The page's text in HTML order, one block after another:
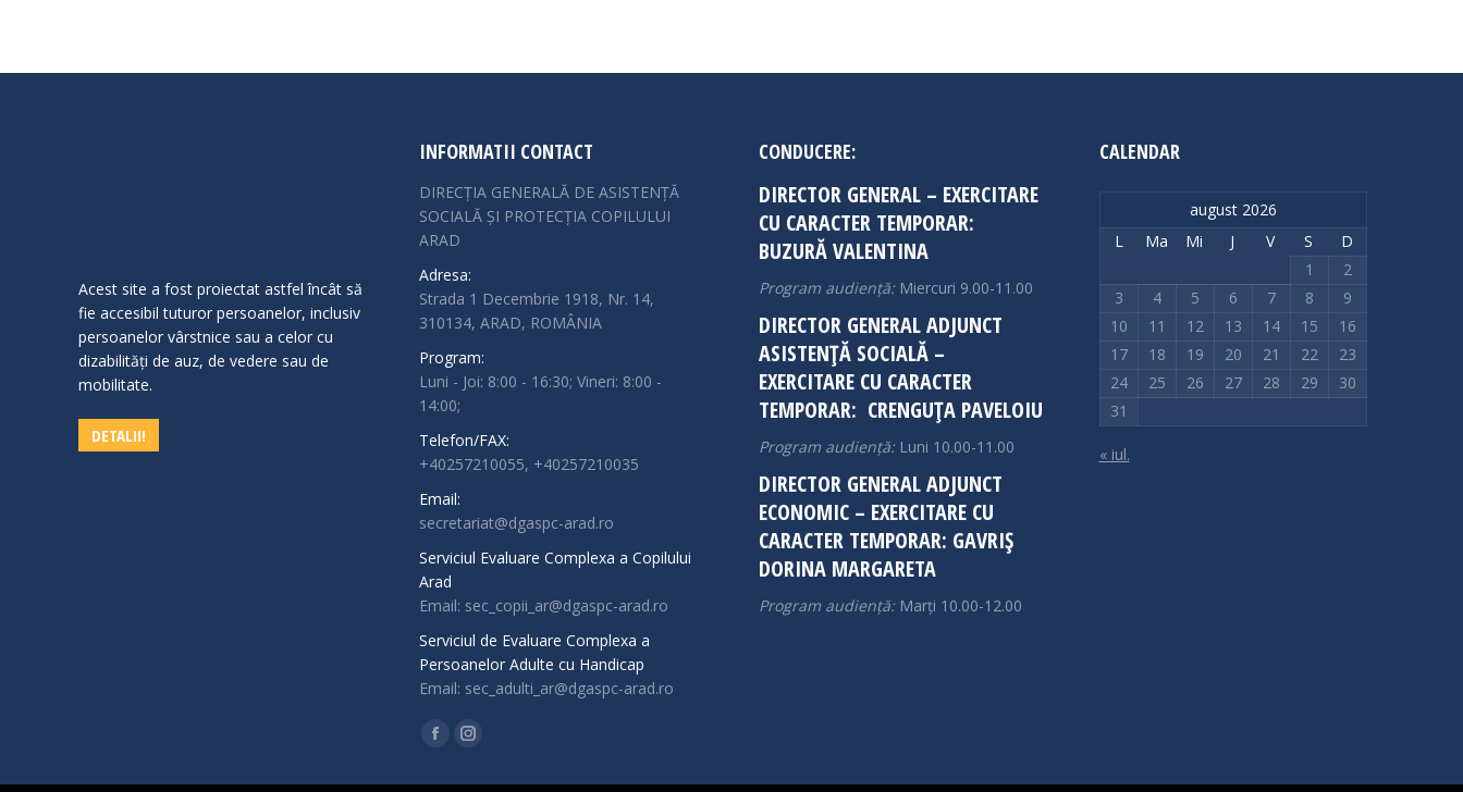
Acest site a fost proiectat astfel încât să
fie accesibil tuturor persoanelor, inclusiv
persoanelor vârstnice sau a celor cu
dizabilităţi de auz, de vedere sau de
mobilitate.
DETALII!
INFORMATII CONTACT
DIRECȚIA GENERALĂ DE ASISTENȚĂ
SOCIALĂ ȘI PROTECȚIA COPILULUI
ARAD
Adresa:
Strada 1 Decembrie 1918, Nr. 14,
310134, ARAD, ROMÂNIA
Program:
Luni - Joi: 8:00 - 16:30; Vineri: 8:00 -
14:00;
Telefon/FAX:
+40257210055, +40257210035
Email:
secretariat@dgaspc-arad.ro
Serviciul Evaluare Complexa a Copilului
Arad
Email: sec_copii_ar@dgaspc-arad.ro
Serviciul de Evaluare Complexa a
Persoanelor Adulte cu Handicap
Email: sec_adulti_ar@dgaspc-arad.ro
Find us on:
FacebookInstagram
CONDUCERE:
DIRECTOR GENERAL – EXERCITARE
CU CARACTER TEMPORAR:
BUZURĂ VALENTINA
Program audiență: Miercuri 9.00-11.00
DIRECTOR GENERAL ADJUNCT
ASISTENȚĂ SOCIALĂ –
EXERCITARE CU CARACTER
TEMPORAR: CRENGUȚA PAVELOIU
Program audiență: Luni 10.00-11.00
DIRECTOR GENERAL ADJUNCT
ECONOMIC – EXERCITARE CU
CARACTER TEMPORAR: GAVRIȘ
DORINA MARGARETA
Program audiență: Marți 10.00-12.00
CALENDAR
august 2026
L
Ma Mi J V S
D
1
2
3
4 5 6 7 8
9
10
11 12 13 14 15
16
17
18 19 20 21 22
23
24
25 26 27 28 29
30
31
« iul.